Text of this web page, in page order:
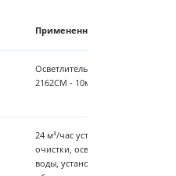
Примененные
Осветлительно-сорбционный
2162CM - 10м3/час
24 м³/час установка
очистки, осветление, станция
воды, установка ZauberKraft,